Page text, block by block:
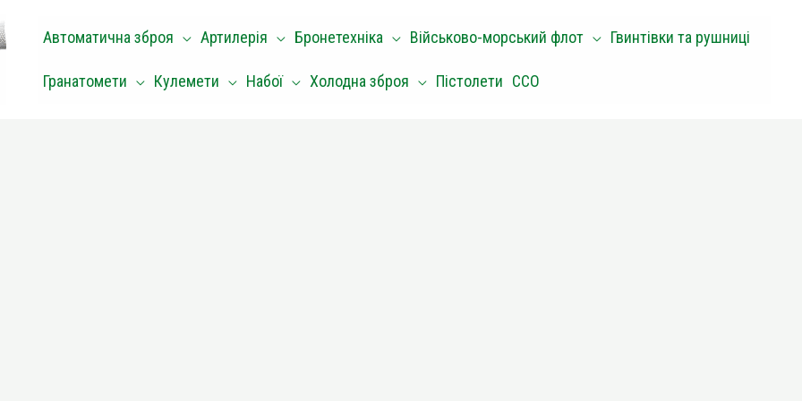
Автоматична зброя Артилерія Бронетехніка Військово-морський флот Гвинтівки та рушниці
Гранатомети Кулемети Набої Холодна зброя Пістолети ССО